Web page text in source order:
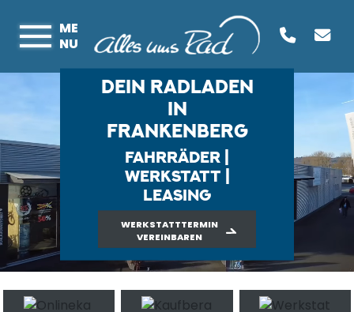
ME
NU
DEIN RADLADEN
IN
FRANKENBERG
FAHRRÄDER |
WERKSTATT |
LEASING
WERKSTATTTERMIN
VEREINBAREN